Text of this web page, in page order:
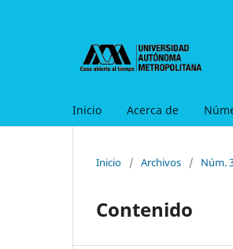
Inicio Acerca de
Inicio / Archivos / Núm.
Contenido